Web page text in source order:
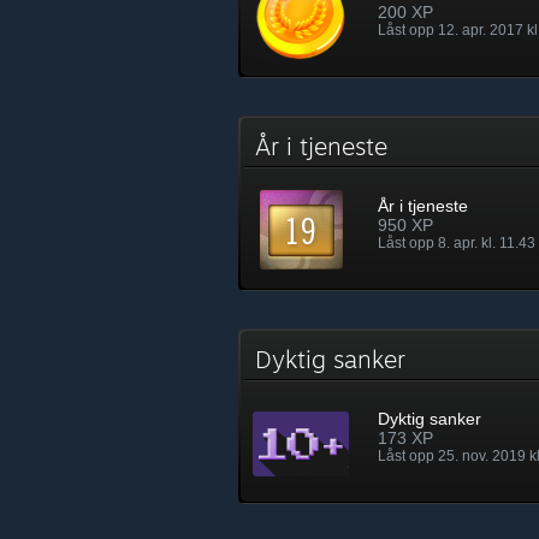
200 XP
Låst opp 12. apr. 2017
År i tjeneste
År i tjeneste
950 XP
Låst opp 8. apr. kl. 11.43
Dyktig sanker
Dyktig sanker
173 XP
Låst opp 25. nov. 2019